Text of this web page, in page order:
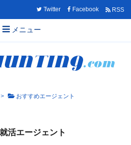
メニュー
Twitter Facebook RSS
> おすすめエージェント
活エージェント